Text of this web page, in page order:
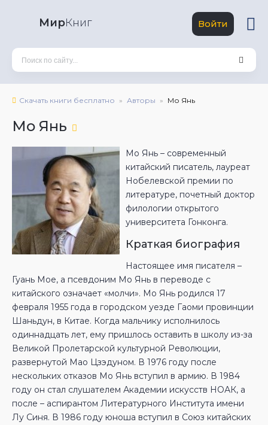
МирКниг Войти
Скачать книги бесплатно Авторы Мо Янь
Мо Янь
Мо Янь – современный
китайский писатель, лауреат
Нобелевской премии по
литературе, почетный доктор
филологии открытого
университета Гонконга.
Краткая биография
Настоящее имя писателя –
Гуань Мое, а псевдоним Мо Янь в переводе с
китайского означает «молчи». Мо Янь родился 17
февраля 1955 года в городском уезде Гаоми провинции
Шаньдун, в Китае. Когда мальчику исполнилось
одиннадцать лет, ему пришлось оставить в школу из-за
Великой Пролетарской культурной Революции,
развернутой Мао Цзэдуном. В 1976 году после
нескольких отказов Мо Янь вступил в армию. В 1984
году он стал слушателем Академии искусств НОАК, а
после – аспирантом Литературного Института имени
Лу Синя. В 1986 году юноша вступил в Союз китайских